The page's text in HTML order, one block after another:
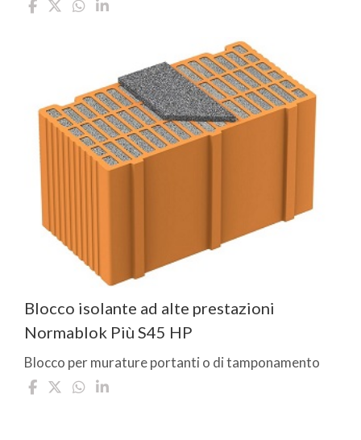
Blocco isolante ad alte prestazioni
Normablok Più S45 HP
Blocco per murature portanti o di tamponamento